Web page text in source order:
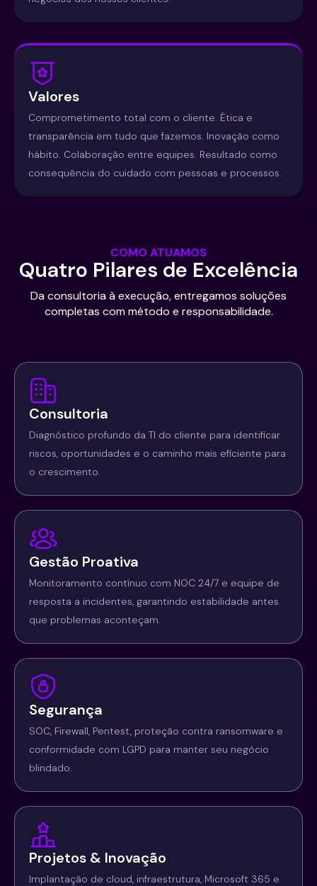
Valores
Comprometimento total com o cliente. Ética e
transparência em tudo que fazemos. Inovação como
hábito. Colaboração entre equipes. Resultado como
consequência do cuidado com pessoas e processos.
COMO ATUAMOS
Quatro Pilares de Excelência
Da consultoria à execução, entregamos soluções
completas com método e responsabilidade.
Consultoria
Diagnóstico profundo da TI do cliente para identificar
riscos, oportunidades e o caminho mais eficiente para
o crescimento.
Gestão Proativa
Monitoramento contínuo com NOC 24/7 e equipe de
resposta a incidentes, garantindo estabilidade antes
que problemas aconteçam.
Segurança
SOC, Firewall, Pentest, proteção contra ransomware e
conformidade com LGPD para manter seu negócio
blindado.
Projetos & Inovação
Implantação de cloud, infraestrutura, Microsoft 365 e